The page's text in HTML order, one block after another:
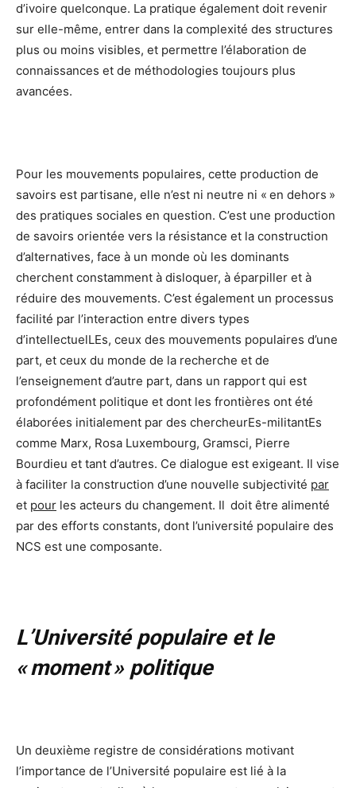
d’ivoire quelconque. La pratique également doit revenir
sur elle-même, entrer dans la complexité des structures
plus ou moins visibles, et permettre l’élaboration de
connaissances et de méthodologies toujours plus
avancées.
Pour les mouvements populaires, cette production de
savoirs est partisane, elle n’est ni neutre ni « en dehors »
des pratiques sociales en question. C’est une production
de savoirs orientée vers la résistance et la construction
d’alternatives, face à un monde où les dominants
cherchent constamment à disloquer, à éparpiller et à
réduire des mouvements. C’est également un processus
facilité par l’interaction entre divers types
d’intellectuelLEs, ceux des mouvements populaires d’une
part, et ceux du monde de la recherche et de
l’enseignement d’autre part, dans un rapport qui est
profondément politique et dont les frontières ont été
élaborées initialement par des chercheurEs-militantEs
comme Marx, Rosa Luxembourg, Gramsci, Pierre
Bourdieu et tant d’autres. Ce dialogue est exigeant. Il vise
à faciliter la construction d’une nouvelle subjectivité par
et pour les acteurs du changement. Il doit être alimenté
par des efforts constants, dont l’université populaire des
NCS est une composante.
L’Université populaire et le
« moment » politique
Un deuxième registre de considérations motivant
l’importance de l’Université populaire est lié à la